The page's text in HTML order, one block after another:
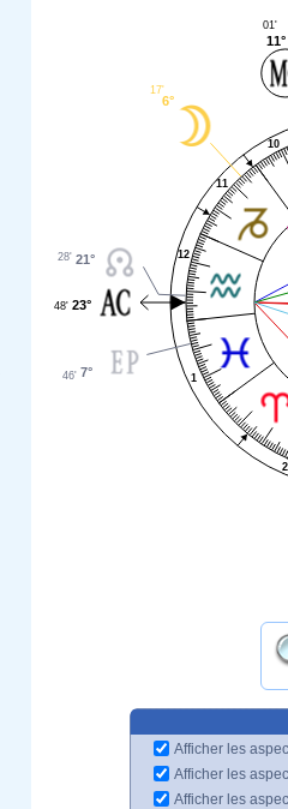
1
2
10
11
12
11°
01'
6°
17'
21°
28'
23°
48'
7°
46'
Afficher les
Afficher les
Afficher les